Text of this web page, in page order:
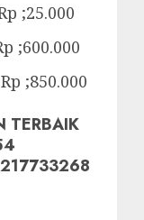
;600.000
TERBAIK